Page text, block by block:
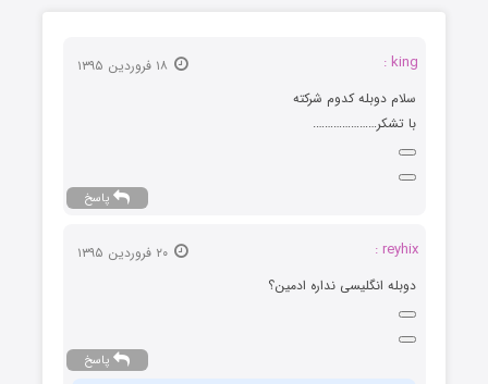
king :
سلام دوبله کدوم شرکته
با تشکر………………….
پاسخ
reyhix :
۲۰ فروردین ۱۳۹۵
دوبله انگلیسی نداره ادمین؟
پاسخ